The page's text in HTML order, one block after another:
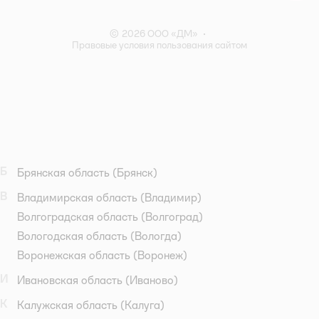
© 2026 ООО «ДМ» •
Правовые условия пользования сайтом
Брянская область (Брянск)
Владимирская область (Владимир)
Волгоградская область (Волгоград)
Вологодская область (Вологда)
Воронежская область (Воронеж)
Ивановская область (Иваново)
Калужская область (Калуга)